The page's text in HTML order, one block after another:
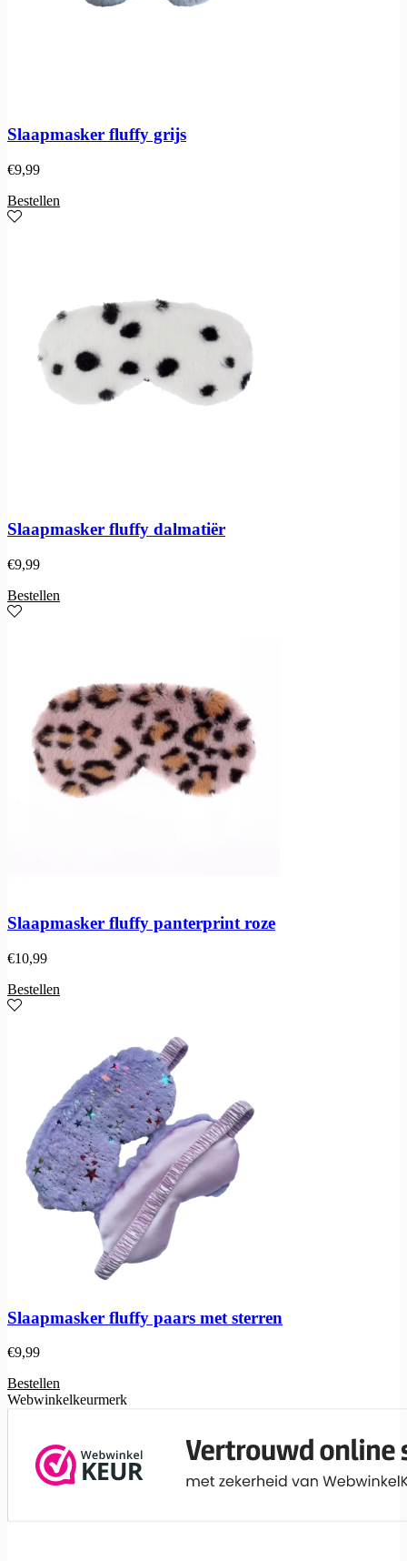
Slaapmasker fluffy grijs
€9,99
Bestellen
Slaapmasker fluffy dalmatiër
€9,99
Bestellen
Slaapmasker fluffy panterprint roze
€10,99
Bestellen
Slaapmasker fluffy paars met sterren
€9,99
Bestellen
Webwinkelkeurmerk